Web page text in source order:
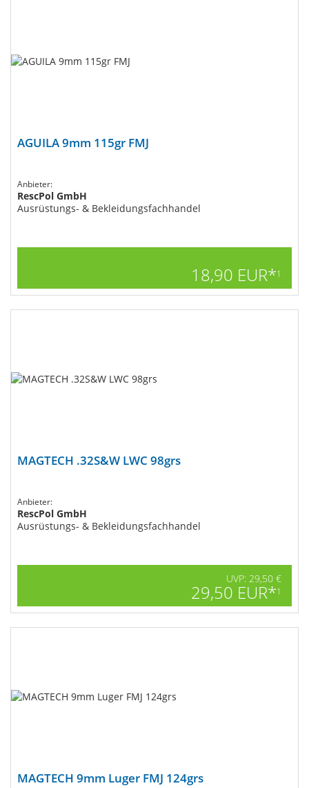
AGUILA 9mm 115gr FMJ
Anbieter:
RescPol GmbH
Ausrüstungs- & Bekleidungsfachhandel
18,90 EUR*1
MAGTECH .32S&W LWC 98grs
Anbieter:
RescPol GmbH
Ausrüstungs- & Bekleidungsfachhandel
UVP: 29,50 €
29,50 EUR*1
MAGTECH 9mm Luger FMJ 124grs